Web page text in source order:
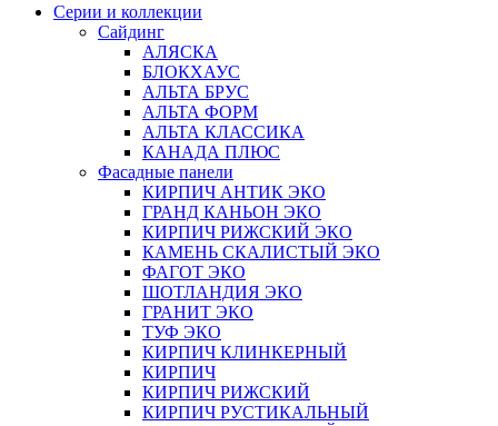
Серии и коллекции
Сайдинг
АЛЯСКА
БЛОКХАУС
АЛЬТА БРУС
АЛЬТА ФОРМ
АЛЬТА КЛАССИКА
КАНАДА ПЛЮС
Фасадные панели
КИРПИЧ АНТИК ЭКО
ГРАНД КАНЬОН ЭКО
КИРПИЧ РИЖСКИЙ ЭКО
КАМЕНЬ СКАЛИСТЫЙ ЭКО
ФАГОТ ЭКО
ШОТЛАНДИЯ ЭКО
ГРАНИТ ЭКО
ТУФ ЭКО
КИРПИЧ КЛИНКЕРНЫЙ
КИРПИЧ
КИРПИЧ РИЖСКИЙ
КИРПИЧ РУСТИКАЛЬНЫЙ